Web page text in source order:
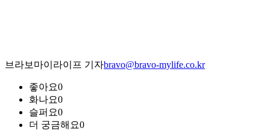
브라보마이라이프 기자bravo@bravo-mylife.co.kr
좋아요0
화나요0
슬퍼요0
더 궁금해요0